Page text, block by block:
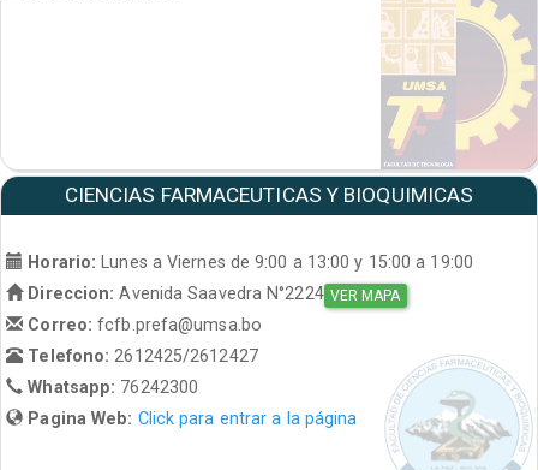
CIENCIAS FARMACEUTICAS Y BIOQUIMICAS
Horario: Lunes a Viernes de 9:00 a 13:00 y 15:00 a 19:00
Direccion: Avenida Saavedra N°2224 VER MAPA
Correo:fcfb.prefa@umsa.bo
Telefono:2612425/2612427
Whatsapp: 76242300
Pagina Web: Click para entrar a la página